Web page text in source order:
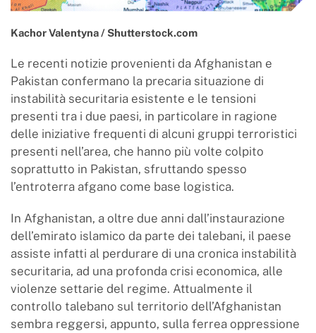
Kachor Valentyna / Shutterstock.com
Le recenti notizie provenienti da Afghanistan e
Pakistan confermano la precaria situazione di
instabilità securitaria esistente e le tensioni
presenti tra i due paesi, in particolare in ragione
delle iniziative frequenti di alcuni gruppi terroristici
presenti nell’area, che hanno più volte colpito
soprattutto in Pakistan, sfruttando spesso
l’entroterra afgano come base logistica.
In Afghanistan, a oltre due anni dall’instaurazione
dell’emirato islamico da parte dei talebani, il paese
assiste infatti al perdurare di una cronica instabilità
securitaria, ad una profonda crisi economica, alle
violenze settarie del regime. Attualmente il
controllo talebano sul territorio dell’Afghanistan
sembra reggersi, appunto, sulla ferrea oppressione